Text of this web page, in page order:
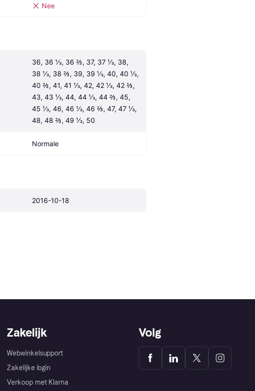
Nee
36, 36 ⅓, 36 ⅔, 37, 37 ⅓, 38,
38 ⅓, 38 ⅔, 39, 39 ⅓, 40, 40 ⅓,
40 ⅔, 41, 41 ⅓, 42, 42 ⅓, 42 ⅔,
43, 43 ⅓, 44, 44 ⅓, 44 ⅔, 45,
45 ⅓, 46, 46 ⅓, 46 ⅔, 47, 47 ⅓,
48, 48 ⅔, 49 ⅓, 50
Normale
2016-10-18
Zakelijk
Webwinkelsupport
Zakelijke login
Verkoop met Klarna
Volg